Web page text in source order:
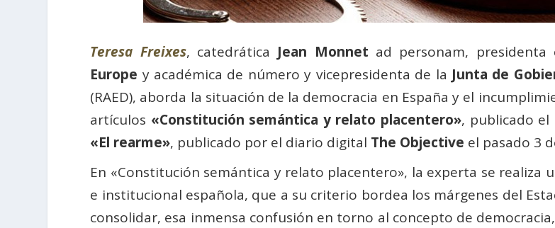
Teresa Freixes, catedrática Jean Monnet ad personam,
Europe y académica de número y vicepresidenta de la Junta de
(RAED), aborda la situación de la democracia en España y el
artículos «Constitución semántica y relato placentero», publicado
«El rearme», publicado por el diario digital The Objective el pasado 3
En «Constitución semántica y relato placentero», la experta se
e institucional española, que a su criterio bordea los márgenes del
consolidar, esa inmensa confusión en torno al concepto de